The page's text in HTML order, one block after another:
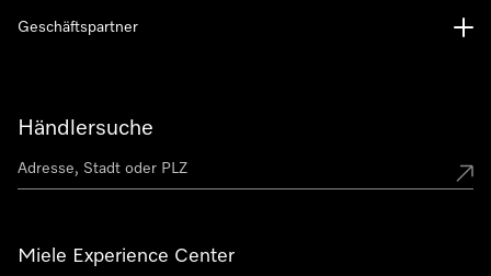
Händlersuche
Miele Experience Center
Geschäftspartner